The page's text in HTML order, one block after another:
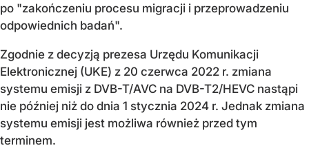
po "zakończeniu procesu migracji i przeprowadzeniu
odpowiednich badań".
Zgodnie z decyzją prezesa Urzędu Komunikacji
Elektronicznej (UKE) z 20 czerwca 2022 r. zmiana
systemu emisji z DVB-T/AVC na DVB-T2/HEVC nastąpi
nie później niż do dnia 1 stycznia 2024 r. Jednak zmiana
systemu emisji jest możliwa również przed tym
terminem.